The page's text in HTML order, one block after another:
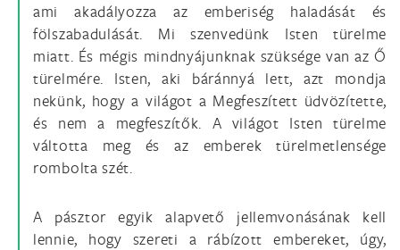
ami akadályozza az emberiség haladását és
fölszabadulását. Mi szenvedünk Isten türelme
miatt. És mégis mindnyájunknak szüksége van az Ő
türelmére. Isten, aki báránnyá lett, azt mondja
nekünk, hogy a világot a Megfeszített üdvözítette,
és nem a megfeszítők. A világot Isten türelme
váltotta meg és az emberek türelmetlensége
rombolta szét.
A pásztor egyik alapvető jellemvonásának kell
lennie, hogy szereti a rábízott embereket, úgy,